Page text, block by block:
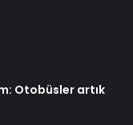
Otobüsler artık